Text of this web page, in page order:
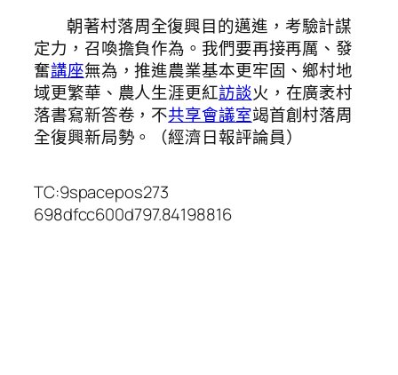
朝著村落周全復興目的邁進，考驗計謀
定力，召喚擔負作為。我們要再接再厲、發
奮講座無為，推進農業基本更牢固、鄉村地
域更繁華、農人生涯更紅訪談火，在廣袤村
落書寫新答卷，不共享會議室竭首創村落周
全復興新局勢。（經濟日報評論員）
TC:9spacepos273
698dfcc600d797.84198816